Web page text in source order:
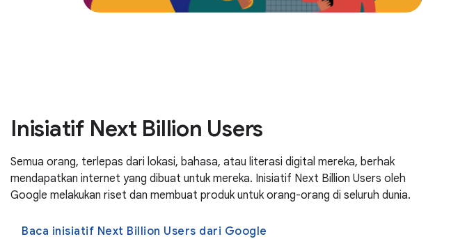
Inisiatif Next Billion Users
Semua orang, terlepas dari lokasi, bahasa, atau literasi digital mereka, berhak
mendapatkan internet yang dibuat untuk mereka. Inisiatif Next Billion Users oleh
Google melakukan riset dan membuat produk untuk orang-orang di seluruh dunia.
Baca inisiatif Next Billion Users dari Google